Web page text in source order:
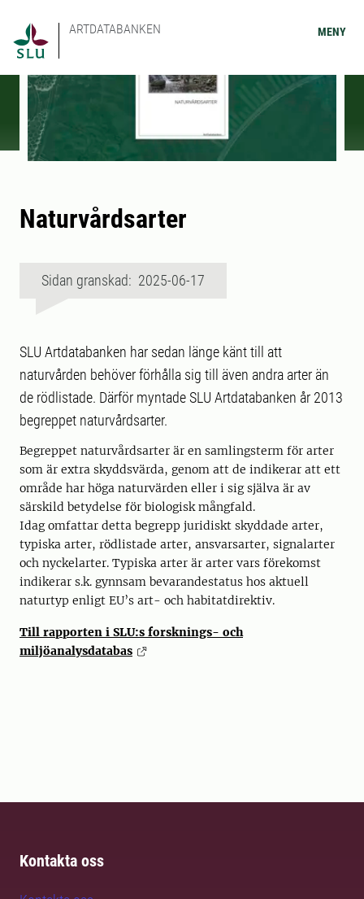
ARTDATABANKEN MENY
Naturvårdsarter
Sidan granskad: 2025-06-17
SLU Artdatabanken har sedan länge känt till att
naturvården behöver förhålla sig till även andra arter än
de rödlistade. Därför myntade SLU Artdatabanken år 2013
begreppet naturvårdsarter.
Begreppet naturvårdsarter är en samlingsterm för arter
som är extra skyddsvärda, genom att de indikerar att ett
område har höga naturvärden eller i sig själva är av
särskild betydelse för biologisk mångfald.
Idag omfattar detta begrepp juridiskt skyddade arter,
typiska arter, rödlistade arter, ansvarsarter, signalarter
och nyckelarter. Typiska arter är arter vars förekomst
indikerar s.k. gynnsam bevarandestatus hos aktuell
naturtyp enligt EU’s art- och habitatdirektiv.
Till rapporten i SLU:s forsknings- och
miljöanalysdatabas
Kontakta oss